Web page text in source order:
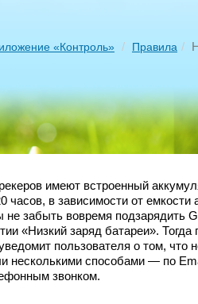
«Контроль» Правила
имеют встроенный
часов, в зависимости от емкости
не забыть вовремя подзарядить
«Низкий заряд батареи». Тогда
пользователя о том, что
несколькими способами — по
звонком.